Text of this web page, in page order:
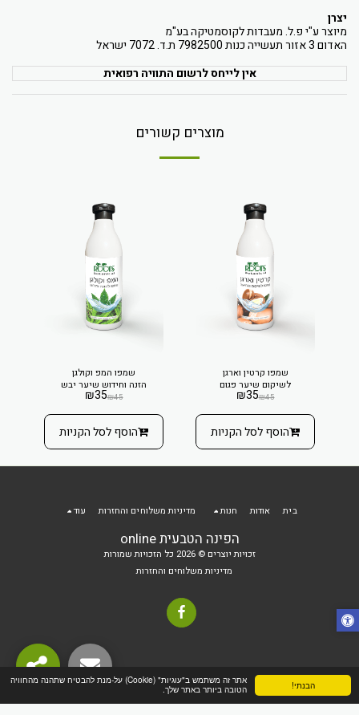
הבנתי!
אתר זה משתמש ב"עוגיות" (Cookie) על-מנת להבטיח שתהנה מהחוויה
הטובה ביותר באתר שלך.
יצרן
מיוצר ע"י פ.ל. מעבדות לקוסמטיקה בע"מ
האדום 3 אזור תעשייה כנות 7982500 ת.ד. 7072 ישראל
אין לייחס לרשום התוויה רפואית
מוצרים קשורים
שמפו קרטין וארגן
לשיקום שיער פגום
₪45
₪35
הוסף לסל הקניות
שמפו המפ וקולגן
הזנה וחידוש שיער יבש
₪45
₪35
הוסף לסל הקניות
הפינה הטבעית online
זכויות יוצרים © 2026 כל הזכויות שמורות
מדיניות משלוחים והחזרות
בית אודות חנות מדיניות משלוחים והחזרות עוד